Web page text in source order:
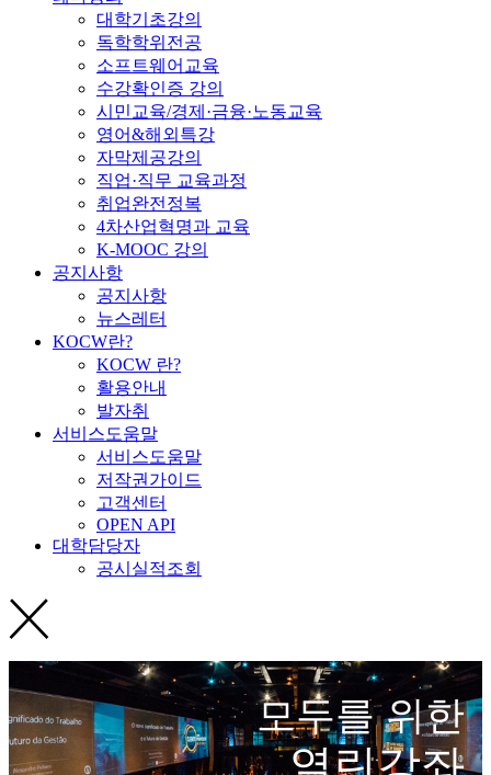
대학기초강의
독학학위전공
소프트웨어교육
수강확인증 강의
시민교육/경제·금융·노동교육
영어&해외특강
자막제공강의
직업·직무 교육과정
취업완전정복
4차산업혁명과 교육
K-MOOC 강의
공지사항
공지사항
뉴스레터
KOCW란?
KOCW 란?
활용안내
발자취
서비스도움말
서비스도움말
저작권가이드
고객센터
OPEN API
대학담당자
공시실적조회
모두를 위한